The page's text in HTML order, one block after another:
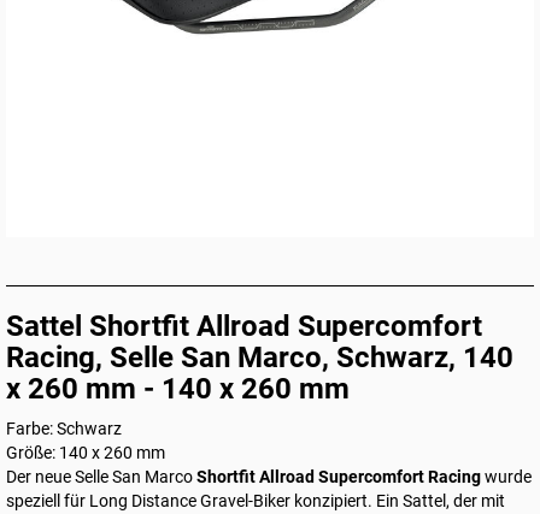
Sattel Shortfit Allroad Supercomfort
Racing, Selle San Marco, Schwarz, 140
x 260 mm - 140 x 260 mm
Farbe: Schwarz
Größe: 140 x 260 mm
Der neue Selle San MarcoShortfit Allroad Supercomfort Racingwurde
speziell für Long Distance Gravel-Biker konzipiert. Ein Sattel, der mit